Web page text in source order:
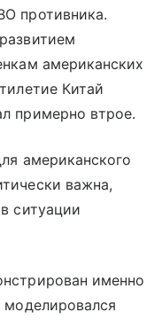
противника.
американских
Китай
примерно втрое.
американского
важна,
ситуации
именно